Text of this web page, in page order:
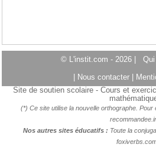
© L'instit.com - 2026 |
Nous contacter
Site de soutien scolaire - Cours et
(*) Ce site utilise la nouvelle orthographe. Pour
Nos autres sites éducatifs : Toute la